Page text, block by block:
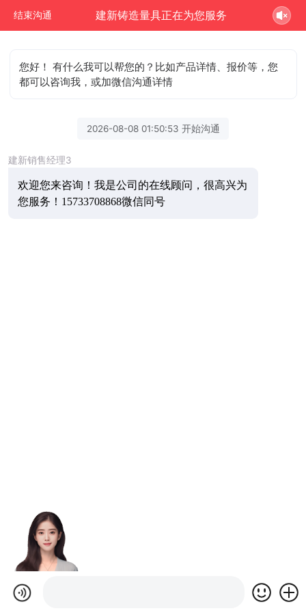
结束沟通 建新铸造量具正在为您服务
您好！ 有什么我可以帮您的？比如产品详情、报价等，您
都可以咨询我，或加微信沟通详情
2026-08-08 01:50:53 开始沟通
建新销售经理3
欢迎您来咨询 ！我是公司的在线顾问，很高兴为
您服务！15733708868微信同号